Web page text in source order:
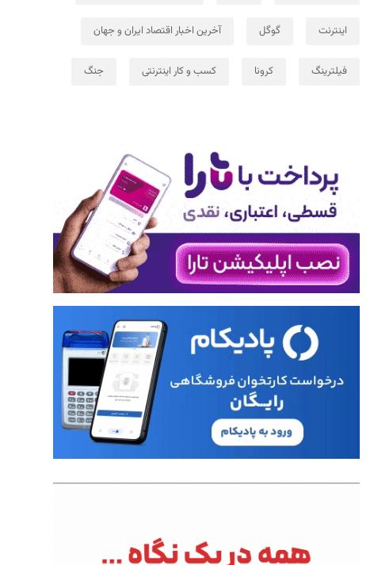
اینترنت گوگل آخرین اخبار اقتصاد ایران و جهان
فیلترینگ کرونا کسب و کار اینترنتی جنگ